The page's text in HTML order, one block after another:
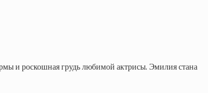
и роскошная грудь любимой актрисы. Эмилия стана